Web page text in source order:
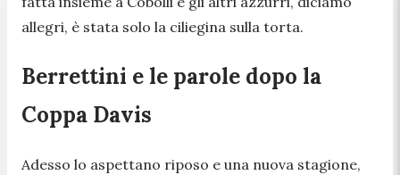
allegri, è stata solo la ciliegina sulla torta.
Berrettini e le parole dopo la
Coppa Davis
Adesso lo aspettano riposo e una nuova stagione,